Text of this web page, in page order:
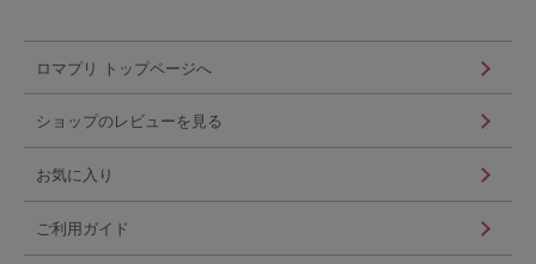
ロマプリ トップページへ
ショップのレビューを見る
お気に入り
ご利用ガイド